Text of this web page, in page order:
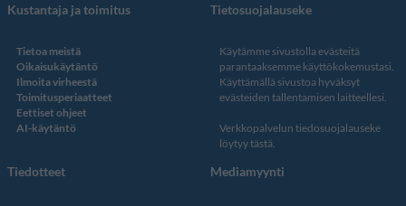
Kustantaja ja toimitus
Tietoa meistä
Oikaisukäytäntö
Ilmoita virheestä
Toimitusperiaatteet
Eettiset ohjeet
AI-käytäntö
Tietosuojalauseke
Käytämme sivustolla evästeitä
parantaaksemme käyttökokemustasi.
Käyttämällä sivustoa hyväksyt
evästeiden tallentamisen laitteellesi.
Verkkopalvelun tiedosuojalauseke
löytyy tästä
Tiedotteet Mediamyynti